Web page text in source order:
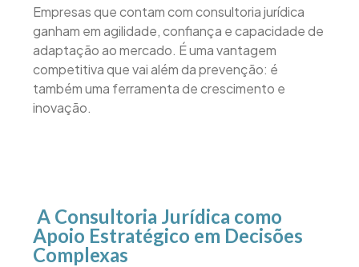
Empresas que contam com consultoria jurídica
ganham em agilidade, confiança e capacidade de
adaptação ao mercado. É uma vantagem
competitiva que vai além da prevenção: é
também uma ferramenta de crescimento e
inovação.
A Consultoria Jurídica como
Apoio Estratégico em Decisões
Complexas